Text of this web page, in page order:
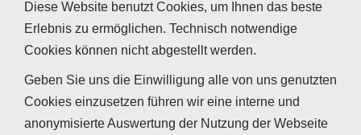
Holzschädlinge. Die Klassifizierung findet sich in der DIN
EN 350-2 sowie DIN 68800-1:2011-10.
Diese Website benutzt Cookies, um Ihnen das beste
Erlebnis zu ermöglichen. Technisch notwendige
Cookies können nicht abgestellt werden.
Geben Sie uns die Einwilligung alle von uns genutzten
Cookies einzusetzen führen wir eine interne und
anonymisierte Auswertung der Nutzung der Webseite